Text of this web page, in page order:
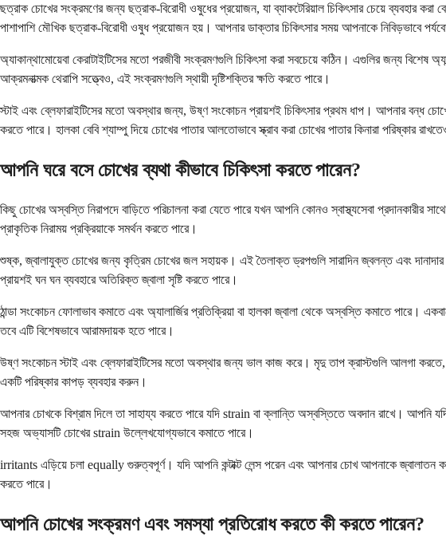
ছত্রাক চোখের সংক্রমণের জন্য ছত্রাক-বিরোধী ওষুধের প্রয়োজন, যা ব্যাকটেরিয়াল চিকিৎসার চেয়ে ব্যবহার
পাশাপাশি মৌখিক ছত্রাক-বিরোধী ওষুধ প্রয়োজন হয়। আপনার ডাক্তার চিকিৎসার সময় আপনাকে নিবিড়ভাবে
অ্যাকান্থামোয়েবা কেরাটাইটিসের মতো পরজীবী সংক্রমণগুলি চিকিৎসা করা সবচেয়ে কঠিন। এগুলির জন্য
আক্রমনাত্মক থেরাপি সত্ত্বেও, এই সংক্রমণগুলি স্থায়ী দৃষ্টিশক্তির ক্ষতি করতে পারে।
স্টাই এবং ব্লেফারাইটিসের মতো অবস্থার জন্য, উষ্ণ সংকোচন প্রায়শই চিকিৎসার প্রথম ধাপ। আপনার বন্ধ
করতে পারে। হালকা বেবি শ্যাম্পু দিয়ে চোখের পাতার আলতোভাবে স্ক্রাব করা চোখের পাতার কিনারা পরিষ্কার
আপনি ঘরে বসে চোখের ব্যথা কীভাবে চিকিৎসা করতে পারেন?
কিছু চোখের অস্বস্তি নিরাপদে বাড়িতে পরিচালনা করা যেতে পারে যখন আপনি কোনও স্বাস্থ্যসেবা
প্রাকৃতিক নিরাময় প্রক্রিয়াকে সমর্থন করতে পারে।
শুষ্ক, জ্বালাযুক্ত চোখের জন্য কৃত্রিম চোখের জল সহায়ক। এই তৈলাক্ত ড্রপগুলি সারাদিন জ্বলন্ত এবং দানাদার
প্রায়শই ঘন ঘন ব্যবহারে অতিরিক্ত জ্বালা সৃষ্টি করতে পারে।
ঠান্ডা সংকোচন ফোলাভাব কমাতে এবং অ্যালার্জির প্রতিক্রিয়া বা হালকা জ্বালা থেকে অস্বস্তি কমাতে পারে।
তবে এটি বিশেষভাবে আরামদায়ক হতে পারে।
উষ্ণ সংকোচন স্টাই এবং ব্লেফারাইটিসের মতো অবস্থার জন্য ভাল কাজ করে। মৃদু তাপ ক্রাস্টগুলি আলগা করতে,
একটি পরিষ্কার কাপড় ব্যবহার করুন।
আপনার চোখকে বিশ্রাম দিলে তা সাহায্য করতে পারে যদি strain বা ক্লান্তি অস্বস্তিতে অবদান রাখে।
সহজ অভ্যাসটি চোখের strain উল্লেখযোগ্যভাবে কমাতে পারে।
irritants এড়িয়ে চলা equally গুরুত্বপূর্ণ। যদি আপনি কন্টাক্ট লেন্স পরেন এবং আপনার চোখ আপনাকে জ্বালাতন
করতে পারে।
আপনি চোখের সংক্রমণ এবং সমস্যা প্রতিরোধ করতে কী করতে পারেন?